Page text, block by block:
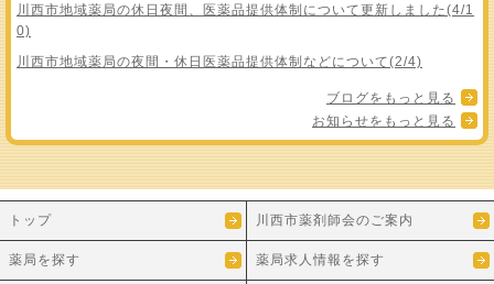
川西市地域薬局の休日夜間、医薬品提供体制について更新しました(4/1
0)
川西市地域薬局の夜間・休日医薬品提供体制などについて(2/4)
ブログをもっと見る
お知らせをもっと見る
トップ 川西市薬剤師会のご案内
薬局を探す 薬局求人情報を探す